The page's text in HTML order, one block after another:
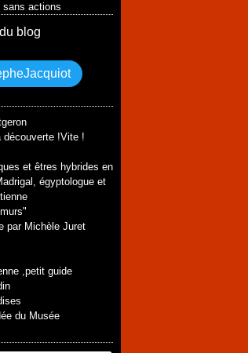
sans actions
blog
découverte !Vite !
et êtres hybrides en
égyptologue et
par Michèle Juret
,petit guide
du Musée